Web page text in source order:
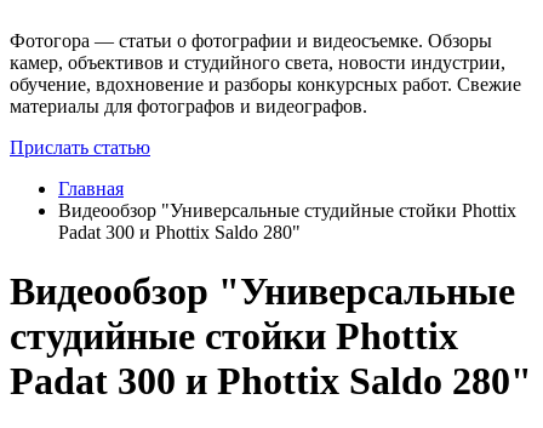
Фотогора — статьи о фотографии и видеосъемке. Обзоры
камер, объективов и студийного света, новости индустрии,
обучение, вдохновение и разборы конкурсных работ. Свежие
материалы для фотографов и видеографов.
Прислать статью
Главная
Видеообзор "Универсальные студийные стойки Phottix
Padat 300 и Phottix Saldo 280"
Видеообзор "Универсальные
студийные стойки Phottix
Padat 300 и Phottix Saldo 280"